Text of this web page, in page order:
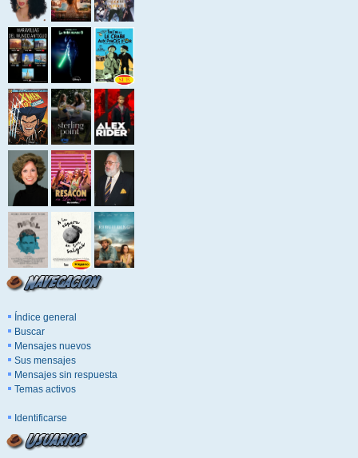
Índice general
Buscar
Mensajes nuevos
Sus mensajes
Mensajes sin respuesta
Temas activos
Identificarse